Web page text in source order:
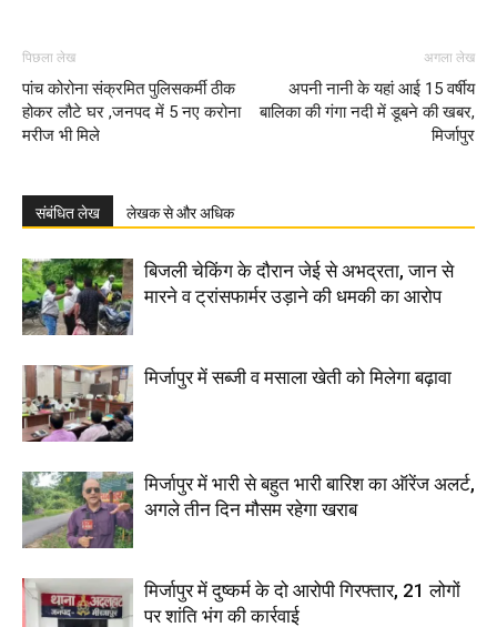
पिछला लेख
पांच कोरोना संक्रमित पुलिसकर्मी ठीक
होकर लौटे घर ,जनपद में 5 नए करोना
मरीज भी मिले
अगला लेख
अपनी नानी के यहां आई 15 वर्षीय
बालिका की गंगा नदी में डूबने की खबर,
मिर्जापुर
संबंधित लेख लेखक से और अधिक
बिजली चेकिंग के दौरान जेई से अभद्रता, जान से
मारने व ट्रांसफार्मर उड़ाने की धमकी का आरोप
मिर्जापुर में सब्जी व मसाला खेती को मिलेगा बढ़ावा
मिर्जापुर में भारी से बहुत भारी बारिश का ऑरेंज अलर्ट,
अगले तीन दिन मौसम रहेगा खराब
मिर्जापुर में दुष्कर्म के दो आरोपी गिरफ्तार, 21 लोगों
पर शांति भंग की कार्रवाई